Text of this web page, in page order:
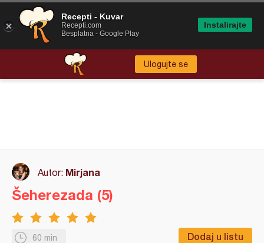
Ulogujte se
Autor: Mirjana
60 min Dodaj u listu
Šeherezada (5)
Recepti - Kuvar
Recepti.com
Besplatna - Google Play
Instalirajte